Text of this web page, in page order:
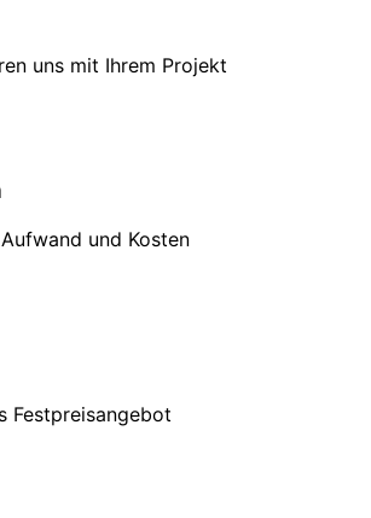
uns mit Ihrem Projekt
und Kosten
Festpreisangebot